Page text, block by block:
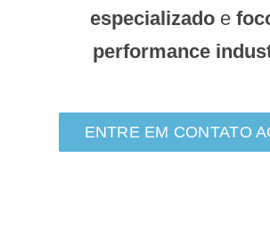
especializadoe
performance
ENTRE EM CONTATO